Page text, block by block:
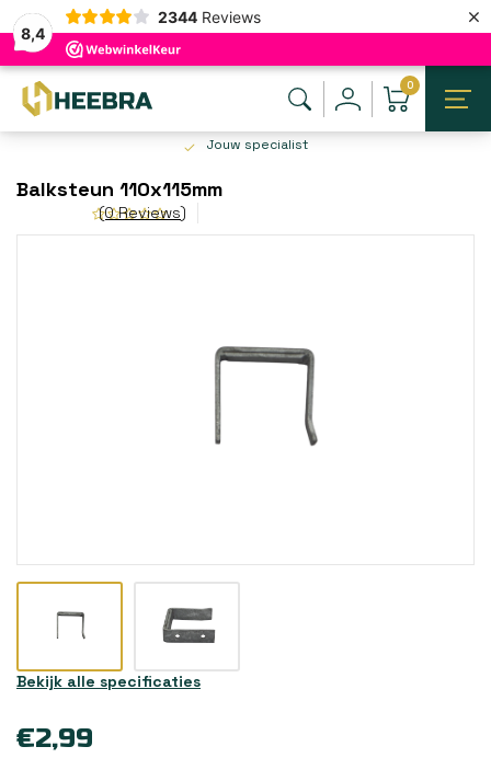
8,4
2344 Reviews ×
0
Jouw specialist
Balksteun 110x115mm
(0 Reviews)
Bekijk alle specificaties
€2,99